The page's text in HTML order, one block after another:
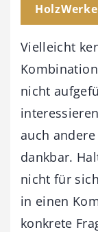
Vielleicht
nicht
auch
dankbar.
nicht für
in einen
konkrete